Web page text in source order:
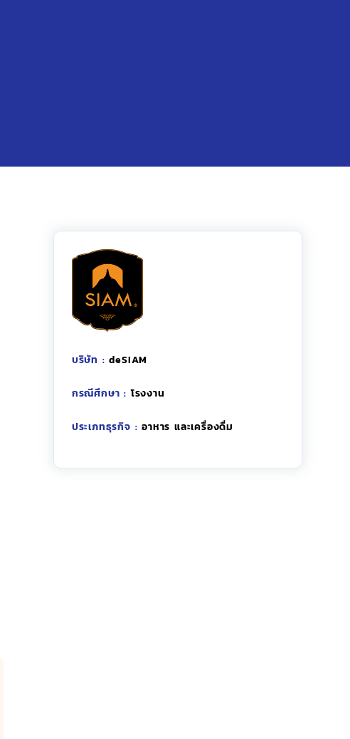
บริษัท :deSIAM
กรณีศึกษา :โรงงาน
ประเภทธุรกิจ :อาหาร และเครื่องดื่ม